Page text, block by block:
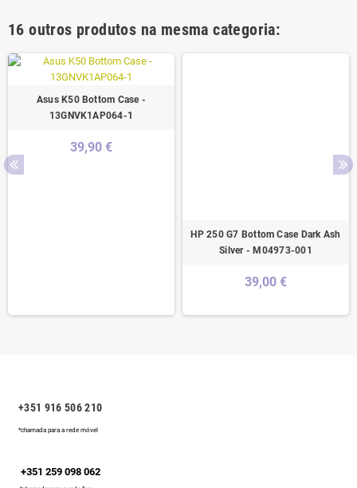
16 outros produtos na mesma categoria:
Asus K50 Bottom Case -
13GNVK1AP064-1
39,90 €
HP 250 G7 Bottom Case Dark Ash
Silver - M04973-001
39,00 €
+351 916 506 210
*chamada para a rede móvel
+351 259 098 062